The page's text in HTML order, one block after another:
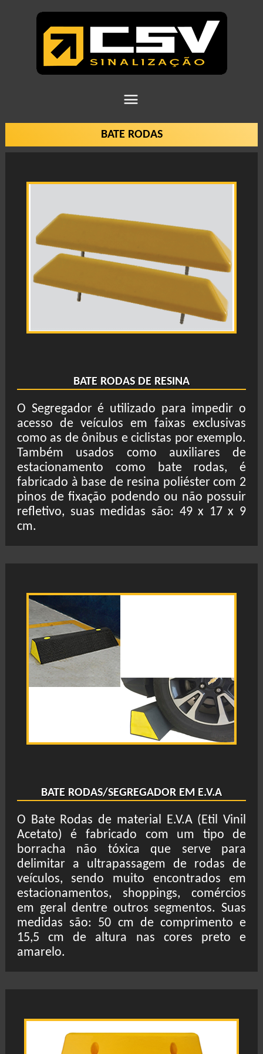
BATE RODAS
BATE RODAS DE RESINA
O Segregador é utilizado para impedir o
acesso de veículos em faixas exclusivas
como as de ônibus e ciclistas por exemplo.
Também usados como auxiliares de
estacionamento como bate rodas, é
fabricado à base de resina poliéster com 2
pinos de fixação podendo ou não possuir
refletivo, suas medidas são: 49 x 17 x 9
cm.
BATE RODAS/SEGREGADOR EM E.V.A
O Bate Rodas de material E.V.A (Etil Vinil
Acetato) é fabricado com um tipo de
borracha não tóxica que serve para
delimitar a ultrapassagem de rodas de
veículos, sendo muito encontrados em
estacionamentos, shoppings, comércios
em geral dentre outros segmentos. Suas
medidas são: 50 cm de comprimento e
15,5 cm de altura nas cores preto e
amarelo.